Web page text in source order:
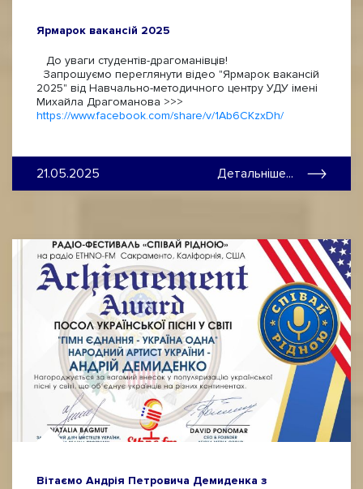
Ярмарок вакансій 2025
До уваги студентів-драгоманівців!
Запрошуємо переглянути відео "Ярмарок вакансій
2025" від Навчально-методичного центру УДУ імені
Михайла Драгоманова >>>
https://www.facebook.com/share/v/1Ab6CKzxDh/
21.05.2025 Детальніше...
Вітаємо Андрія Петровича Демиденка з